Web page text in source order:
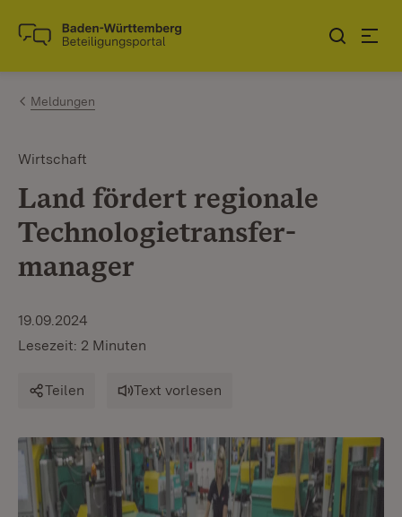
Zum Inhalt springen
Link zur Startseite
Meldungen
Wirtschaft
Land fördert regionale
Technologietransfer­
manager
19.09.2024
Lesezeit: 2 Minuten
Teilen Text vorlesen